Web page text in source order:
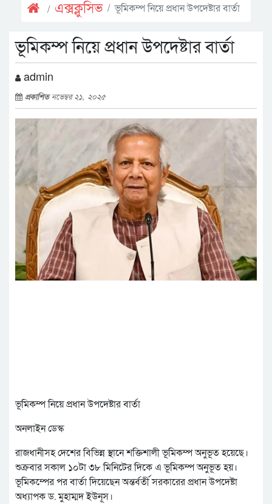
এক্সক্লুসিভ ভূমিকম্প নিয়ে প্রধান উপদেষ্টার বার্তা
ভূমিকম্প নিয়ে প্রধান উপদেষ্টার বার্তা
admin
প্রকাশিতনভেম্বর ২১, ২০২৫
ভূমিকম্প নিয়ে প্রধান উপদেষ্টার বার্তা
অনলাইন ডেস্ক
রাজধানীসহ দেশের বিভিন্ন স্থানে শক্তিশালী ভূমিকম্প অনুভূত হয়েছে।
শুক্রবার সকাল ১০টা ৩৮ মিনিটের দিকে এ ভূমিকম্প অনুভূত হয়।
ভূমিকম্পের পর বার্তা দিয়েছেন অন্তর্বর্তী সরকারের প্রধান উপদেষ্টা
অধ্যাপক ড. মুহাম্মদ ইউনূস।